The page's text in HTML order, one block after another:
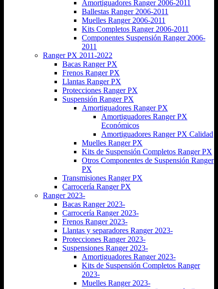
Amortiguadores Ranger 2006-2011
Ballestas Ranger 2006-2011
Muelles Ranger 2006-2011
Kits Completos Ranger 2006-2011
Componentes Suspensión Ranger 2006-
2011
Ranger PX 2011-2022
Bacas Ranger PX
Frenos Ranger PX
Llantas Ranger PX
Protecciones Ranger PX
Suspensión Ranger PX
Amortiguadores Ranger PX
Amortiguadores Ranger PX
Económicos
Amortiguadores Ranger PX Calidad
Muelles Ranger PX
Kits de Suspensión Completos Ranger PX
Otros Componentes de Suspensión Ranger
PX
Transmisiones Ranger PX
Carrocería Ranger PX
Ranger 2023-
Bacas Ranger 2023-
Carrocería Ranger 2023-
Frenos Ranger 2023-
Llantas y separadores Ranger 2023-
Protecciones Ranger 2023-
Suspensiones Ranger 2023-
Amortiguadores Ranger 2023-
Kits de Suspensión Completos Ranger
2023-
Muelles Ranger 2023-